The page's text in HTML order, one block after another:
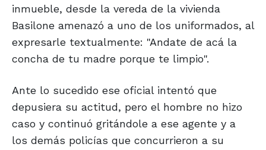
inmueble, desde la vereda de la vivienda
Basilone amenazó a uno de los uniformados, al
expresarle textualmente: "Andate de acá la
concha de tu madre porque te limpio".
Ante lo sucedido ese oficial intentó que
depusiera su actitud, pero el hombre no hizo
caso y continuó gritándole a ese agente y a
los demás policías que concurrieron a su